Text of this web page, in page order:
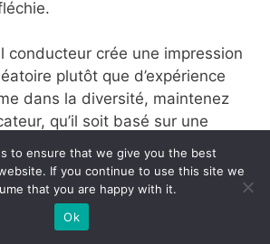
pour éviter la
distincte et
textures diminue
l’intérêt de la dégustation.
croustillant,
et crémeux pour maintenir
tout au long de
to ensure that we give you the best
If you continue to use this site
that you are happy with it.
Ok